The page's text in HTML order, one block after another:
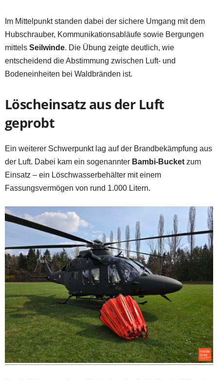
Im Mittelpunkt standen dabei der sichere Umgang mit dem
Hubschrauber, Kommunikationsabläufe sowie Bergungen
mittels Seilwinde. Die Übung zeigte deutlich, wie
entscheidend die Abstimmung zwischen Luft- und
Bodeneinheiten bei Waldbränden ist.
Löscheinsatz aus der Luft
geprobt
Ein weiterer Schwerpunkt lag auf der Brandbekämpfung aus
der Luft. Dabei kam ein sogenannter Bambi-Bucket zum
Einsatz – ein Löschwasserbehälter mit einem
Fassungsvermögen von rund 1.000 Litern.